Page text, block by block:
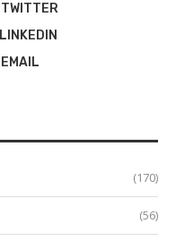
TWITTER
LINKEDIN
EMAIL
(170)
(56)